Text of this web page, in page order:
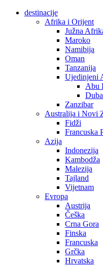
destinacije
Afrika i Orijent
Južna
Maroko
Namibija
Oman
Tanzanija
Ujedinjeni
Abu
Zanzibar
Australija i Novi
Fidži
Francuska
Azija
Indonezija
Kambodža
Malezija
Tajland
Vijetnam
Evropa
Austrija
Češka
Crna Gora
Finska
Francuska
Grčka
Hrvatska